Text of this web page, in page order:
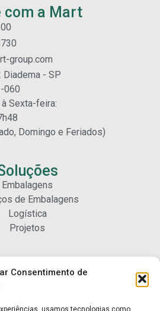
Consentimento de
usamos tecnologias como
com a Mart
group.com
Diadema - SP
060
Sexta-feira:
Domingo e Feriados)
Embalagens
de Embalagens
Logística
Projetos